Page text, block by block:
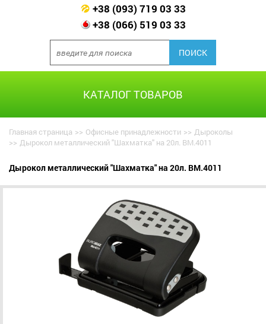
+38 (093) 719 03 33
+38 (066) 519 03 33
КАТАЛОГ ТОВАРОВ
Главная страница >> Офисные принадлежности >> Дыроколы
>> Дырокол металлический "Шахматка" на 20л. BM.4011
Дырокол металлический "Шахматка" на 20л. BM.4011